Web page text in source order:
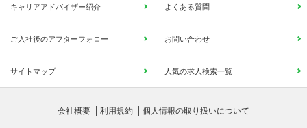
キャリアアドバイザー紹介 よくある質問
ご入社後のアフターフォロー お問い合わせ
サイトマップ 人気の求人検索一覧
会社概要 利用規約 個人情報の取り扱いについて